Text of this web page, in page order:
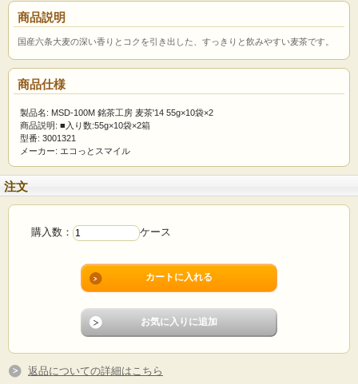
商品説明
国産六条大麦の深い香りとコクを引き出した、すっきりと飲みやすい麦茶です。
商品仕様
製品名: MSD-100M 銘茶工房 麦茶'14 55g×10袋×2
商品説明: ■入り数:55g×10袋×2箱
型番: 3001321
メーカー: エコっとスマイル
注文
購入数： ケース
返品についての詳細はこちら